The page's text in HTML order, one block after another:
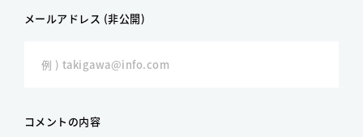
メールアドレス (非公開)
コメントの内容